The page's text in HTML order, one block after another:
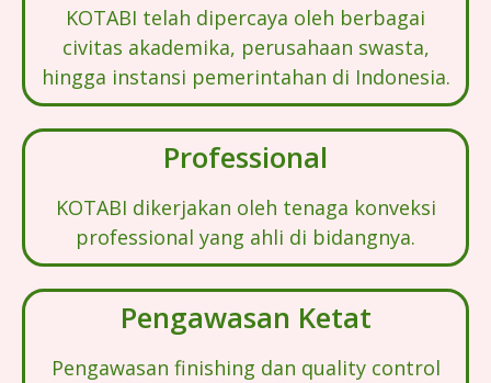
KOTABI telah dipercaya oleh berbagai
civitas akademika, perusahaan swasta,
hingga instansi pemerintahan di Indonesia.
Professional
KOTABI dikerjakan oleh tenaga konveksi
professional yang ahli di bidangnya.
Pengawasan Ketat
Pengawasan finishing dan quality control